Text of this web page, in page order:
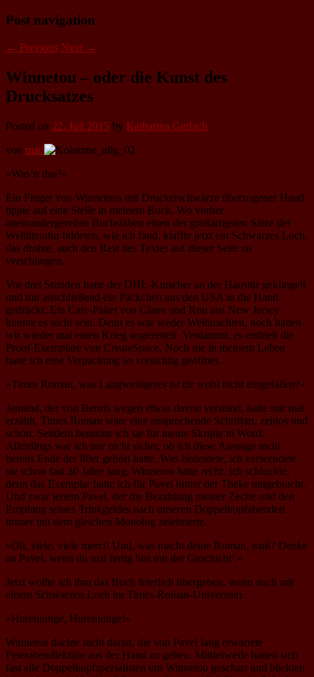
Post navigation
← Previous Next →
Winnetou – oder die Kunst des
Drucksatzes
Posted on 22. Juli 2015 by Katharina Gerlach
von matì
»Was‘n das?«
Ein Finger von Winnetous mit Druckerschwärze überzogener Hand
tippte auf eine Stelle in meinem Buch. Wo vorher
aneinandergereihte Buchstaben einen der großartigsten Sätze der
Weltliteratur bildeten, wie ich fand, klaffte jetzt ein Schwarzes Loch,
das drohte, auch den Rest des Textes auf dieser Seite zu
verschlingen.
Vor drei Stunden hatte der DHL-Kutscher an der Haustür geklingelt
und mir anschließend ein Päckchen aus den USA in die Hand
gedrückt. Ein Care-Paket von Claire und Ron aus New Jersey
konnte es nicht sein. Denn es war weder Weihnachten, noch hatten
wir wieder mal einen Krieg angezettelt. Verdammt, es enthielt die
Proof-Exemplare von CreateSpace. Noch nie in meinem Leben
hatte ich eine Verpackung so vorsichtig geöffnet.
»Times Roman, was Langweiligeres ist dir wohl nicht eingefallen?«
Jemand, der von Berufs wegen etwas davon verstand, hatte mir mal
erzählt, Times Roman wäre eine ansprechende Schriftart, zeitlos und
schön. Seitdem benutzte ich sie für meine Skripte in Word.
Allerdings war ich mir nicht sicher, ob ich diese Aussage nicht
bereits Ende der 80er gehört hatte. Was bedeutete, ich verwendete
sie schon fast 30 Jahre lang. Winnetou hatte recht. Ich schluckte,
denn das Exemplar hatte ich für Pavel hinter der Theke mitgebracht.
Und zwar jenem Pavel, der die Bezahlung meiner Zeche und den
Empfang seines Trinkgeldes nach unseren Doppelkopfabenden
immer mit dem gleichen Monolog zelebrierte.
»Oh, viele, viele merci! Und, was macht deine Roman, matì? Denke
an Pavel, wenn du mal fertig bist mit der Geschicht‘.«
Jetzt wollte ich ihm das Buch feierlich übergeben, wenn auch mit
einem Schwarzen Loch im Times-Roman-Universum.
»Hurenjunge, Hurenjunge!«
Winnetou dachte nicht daran, die von Pavel lang erwartete
Feierabendlektüre aus der Hand zu geben. Mittlerweile hatten sich
fast alle Doppelkopfspezialisten um Winnetou geschart und blickten